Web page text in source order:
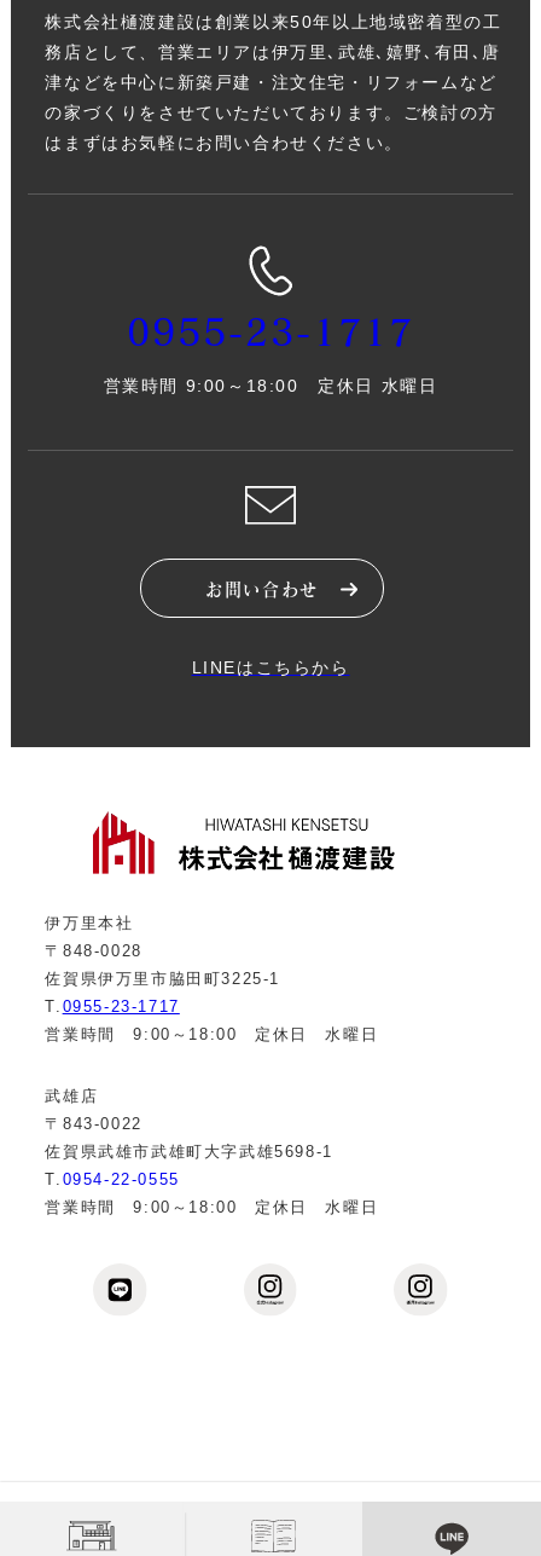
株式会社樋渡建設は創業以来50年以上地域密着型の工
務店として、営業エリアは伊万里､武雄､嬉野､有田､唐
津などを中心に新築戸建・注文住宅・リフォームなど
の家づくりをさせていただいております。ご検討の方
はまずはお気軽にお問い合わせください。
0955-23-1717
営業時間 9:00～18:00 定休日 水曜日
お問い合わせ
LINEはこちらから
伊万里本社
〒848-0028
佐賀県伊万里市脇田町3225-1
T. 0955-23-1717
営業時間 9:00～18:00 定休日 水曜日
武雄店
〒843-0022
佐賀県武雄市武雄町大字武雄5698-1
T. 0954-22-0555
営業時間 9:00～18:00 定休日 水曜日
Copyright © 2013 佐賀の注文住宅なら伊万里・武雄の工務